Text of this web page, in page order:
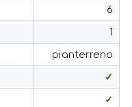
6
1
pianterreno
✓
✓